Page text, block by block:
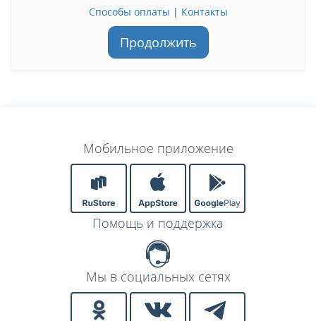
Способы оплаты | Контакты
Продолжить
Мобильное приложение
Помощь и поддержка
Мы в социальных сетях